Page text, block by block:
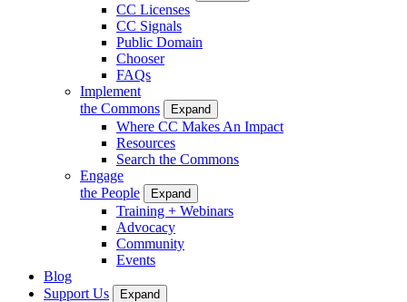
CC Licenses
CC Signals
Public Domain
Chooser
FAQs
Implement
the Commons
Expand
Where CC Makes An Impact
Resources
Search the Commons
Engage
the People
Expand
Training + Webinars
Advocacy
Community
Events
Blog
Support Us
Expand